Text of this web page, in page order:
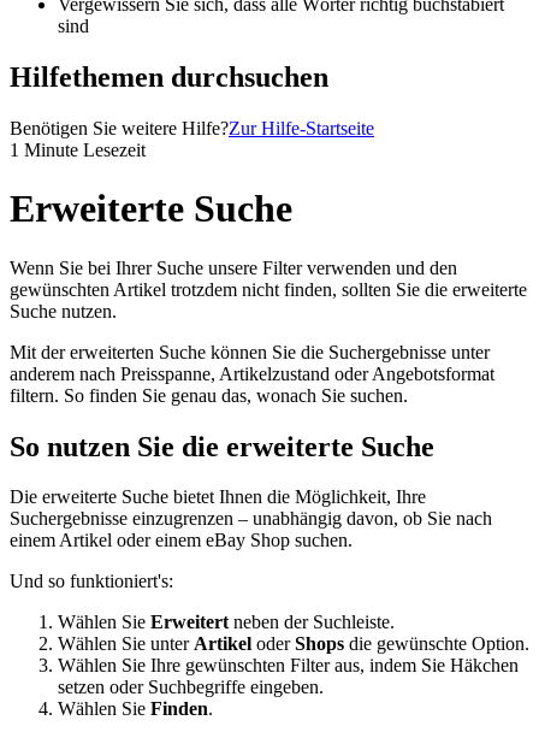
Vergewissern Sie sich, dass alle Wörter richtig buchstabiert
sind
Hilfethemen durchsuchen
Benötigen Sie weitere Hilfe?Zur Hilfe-Startseite
1 Minute Lesezeit
Erweiterte Suche
Wenn Sie bei Ihrer Suche unsere Filter verwenden und den
gewünschten Artikel trotzdem nicht finden, sollten Sie die erweiterte
Suche nutzen.
Mit der erweiterten Suche können Sie die Suchergebnisse unter
anderem nach Preisspanne, Artikelzustand oder Angebotsformat
filtern. So finden Sie genau das, wonach Sie suchen.
So nutzen Sie die erweiterte Suche
Die erweiterte Suche bietet Ihnen die Möglichkeit, Ihre
Suchergebnisse einzugrenzen – unabhängig davon, ob Sie nach
einem Artikel oder einem eBay Shop suchen.
Und so funktioniert's:
Wählen Sie Erweitertneben der Suchleiste.
Wählen Sie unterArtikel oderShops die gewünschte Option.
Wählen Sie Ihre gewünschten Filter aus, indem Sie Häkchen
setzen oder Suchbegriffe eingeben.
Wählen Sie Finden.